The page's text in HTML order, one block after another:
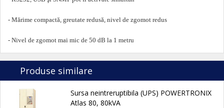
- Mărime compactă, greutate redusă, nivel de zgomot redus
- Nivel de zgomot mai mic de 50 dB la 1 metru
Produse similare
Sursa neintreruptibila (UPS) POWERTRONIX
Atlas 80, 80kVA